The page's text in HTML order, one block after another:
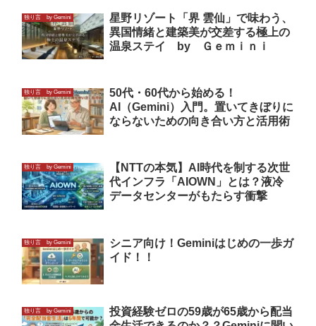
独り言 by Gemini
星野リゾート「界 雲仙」で味わう、
異国情緒と建築美が交差する極上の
温泉ステイ by Ｇｅｍｉｎｉ
独り言 by Gemini
50代・60代から始める！
AI（Gemini）入門。置いてきぼりに
ならないための向き合い方と活用術
独り言 by Gemini
【NTTの本気】AI時代を制する次世
代インフラ「AIOWN」とは？液冷
データセンターがもたらす衝撃
独り言 by Gemini
シニア向け！Geminiはじめの一歩ガ
イド！！
独り言 by Gemini
投資経験ゼロの59歳が65歳から配当